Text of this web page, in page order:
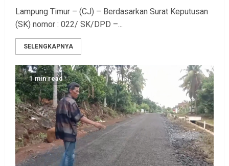
Lampung Timur – (CJ) – Berdasarkan Surat Keputusan
(SK) nomor : 022/ SK/DPD –...
SELENGKAPNYA
1 min read